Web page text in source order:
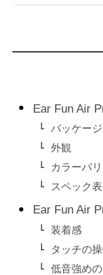
Ear Fun Air
パッケージ
外観
カラーバ
スペック表
Ear Fun Air
装着感
タッチの
低音強め